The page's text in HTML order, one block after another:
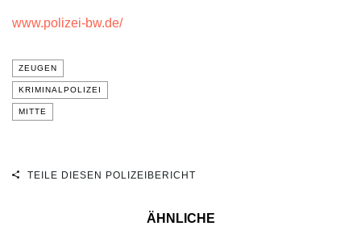
www.polizei-bw.de/
ZEUGEN
KRIMINALPOLIZEI
MITTE
TEILE DIESEN POLIZEIBERICHT
ÄHNLICHE